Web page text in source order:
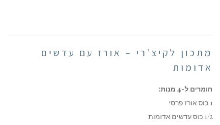
מתכון לקיצ'רי – אורז עם עדשים
אדומות
חומרים ל-4 מנות:
1 כוס אורז פרסי
1/2 כוס עדשים אדומות